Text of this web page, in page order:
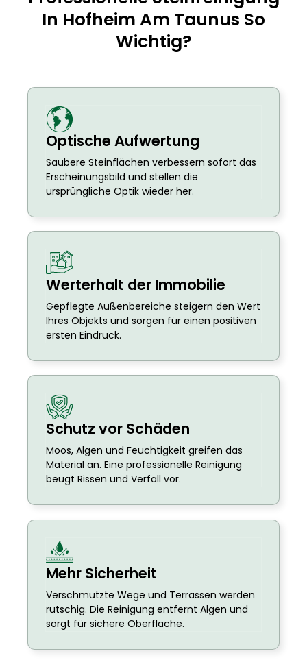
In Hofheim Am Taunus So
Wichtig?
Optische Aufwertung
Saubere Steinflächen verbessern sofort das
Erscheinungsbild und stellen die
ursprüngliche Optik wieder her.
Werterhalt der Immobilie
Gepflegte Außenbereiche steigern den Wert
Ihres Objekts und sorgen für einen positiven
ersten Eindruck.
Schutz vor Schäden
Moos, Algen und Feuchtigkeit greifen das
Material an. Eine professionelle Reinigung
beugt Rissen und Verfall vor.
Mehr Sicherheit
Verschmutzte Wege und Terrassen werden
rutschig. Die Reinigung entfernt Algen und
sorgt für sichere Oberfläche.